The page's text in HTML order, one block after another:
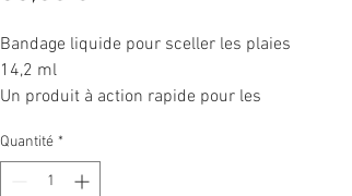
Bandage liquide pour sceller les plaies
14,2 ml
Un produit à action rapide pour les
Se transforme rapidement et facilement
en un bandage fin, transparent, souple
Quantité *